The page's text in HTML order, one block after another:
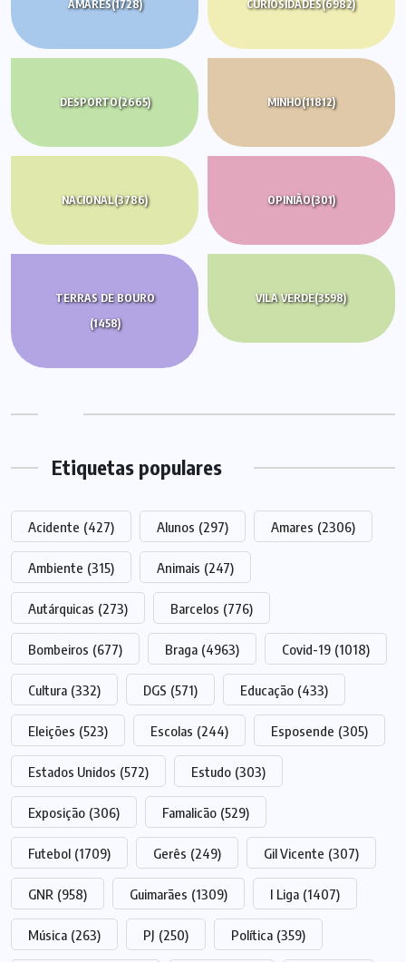
AMARES(1728) CURIOSIDADES(6982)
DESPORTO(2665) MINHO(11812)
NACIONAL(3786) OPINIÃO(301)
TERRAS DE BOURO
(1458)
VILA VERDE(3598)
Etiquetas populares
Acidente (427) Alunos (297) Amares (2306)
Ambiente (315) Animais (247)
Autárquicas (273) Barcelos (776)
Bombeiros (677) Braga (4963) Covid-19 (1018)
Cultura (332) DGS (571) Educação (433)
Eleições (523) Escolas (244) Esposende (305)
Estados Unidos (572) Estudo (303)
Exposição (306) Famalicão (529)
Futebol (1709) Gerês (249) Gil Vicente (307)
GNR (958) Guimarães (1309) I Liga (1407)
Música (263) PJ (250) Política (359)